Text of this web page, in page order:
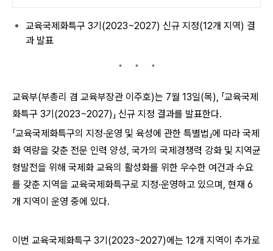
교육국제화특구 3기(2023~2027) 신규 지정(12개 지역) 결
과 발표
교육부(부총리 겸 교육부장관 이주호)는 7월 13일(목), 「교육국제
화특구 3기(2023~2027)」 신규 지정 결과를 발표한다.
「교육국제화특구의 지정·운영 및 육성에 관한 특별법」에 따라 국제
화 역량을 갖춘 전문 인력 양성, 국가의 국제경쟁력 강화 및 지역균
형발전을 위해 국제화 교육의 활성화를 위한 우수한 여건과 수요
를 갖춘 지역을 교육국제화특구로 지정·운영하고 있으며, 현재 6
개 지역이 운영 중에 있다.
이번 교육국제화특구 3기(2023~2027)에는 12개 지역이 추가로